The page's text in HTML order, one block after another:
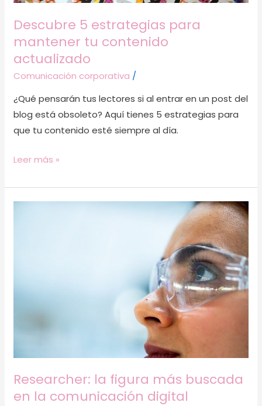
Descubre 5 estrategias para
mantener tu contenido
actualizado
Comunicación corporativa /
¿Qué pensarán tus lectores si al entrar en un post del
blog está obsoleto? Aquí tienes 5 estrategias para
que tu contenido esté siempre al día.
Leer más »
Researcher: la figura más buscada
en la comunicación digital